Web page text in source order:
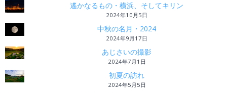
遙かなるもの・横浜、そしてキリン
2024年10月5日
中秋の名月・2024
2024年9月17日
あじさいの撮影
2024年7月1日
初夏の訪れ
2024年5月5日